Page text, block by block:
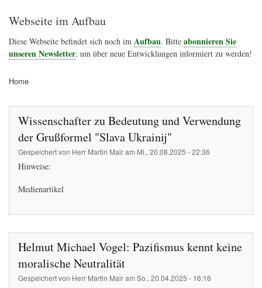
Aktionen
Friedensbewegung
Friedensprojekte
Home
Konflikte
Links
Narichtenlinks
News
Politik
Termine
Texte
Kunst
Friedensexperten
Friedensforschung
Friedensinitiativen
Friedensnachrichten
Webseite im Aufbau
Diese Webseite befindet sich noch im Aufbau. Bitte abonnieren Sie
unseren Newsletter, um über neue Entwicklungen informiert zu werden!
Home
Wissenschafter zu Bedeutung und Verwendung
der Grußformel "Slava Ukrainij"
Gespeichert von Herr Martin Mairam Mi., 20.08.2025 - 22:36
Hinweise:
Medienartikel
Helmut Michael Vogel: Pazifismus kennt keine
moralische Neutralität
Gespeichert von Herr Martin Mairam So., 20.04.2025 - 16:16